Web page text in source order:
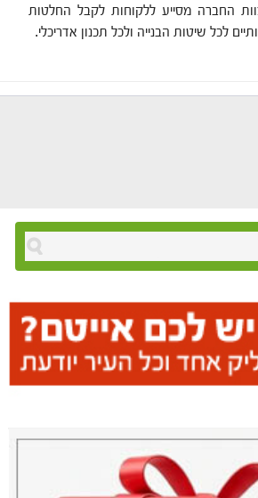
החברה מסייע ללקוחות לקבל החלטות
לכל שיטות הבנייה ולכל תכנון אדריכלי.